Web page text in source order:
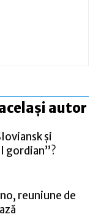
autor
şi
gordian”?
reuniune de